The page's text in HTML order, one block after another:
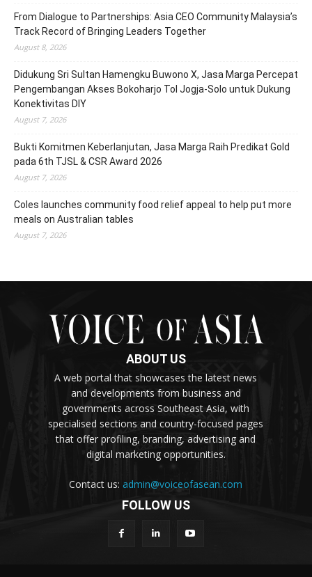
From Dialogue to Partnerships: Asia CEO Community Malaysia’s
Track Record of Bringing Leaders Together
August 8, 2026
Didukung Sri Sultan Hamengku Buwono X, Jasa Marga Percepat
Pengembangan Akses Bokoharjo Tol Jogja-Solo untuk Dukung
Konektivitas DIY
August 7, 2026
Bukti Komitmen Keberlanjutan, Jasa Marga Raih Predikat Gold
pada 6th TJSL & CSR Award 2026
August 7, 2026
Coles launches community food relief appeal to help put more
meals on Australian tables
August 7, 2026
ABOUT US
A web portal that showcases the latest news
and developments from business and
governments across Southeast Asia, with
specialised sections and country-focused pages
that offer profiling, branding, advertising and
digital marketing opportunities.
Contact us:admin@voiceofasean.com
FOLLOW US